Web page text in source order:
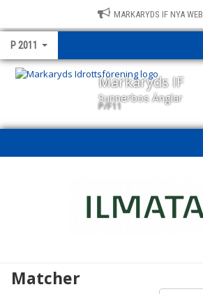
MARKARYDS IF NYA
P 2011
Markaryds IF
Sunnerbos Änglar
P/F11
Matcher